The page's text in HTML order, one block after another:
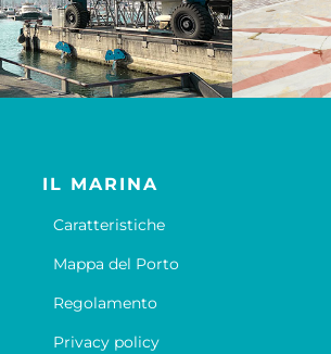
IL MARINA
Caratteristiche
Mappa del Porto
Regolamento
Privacy policy